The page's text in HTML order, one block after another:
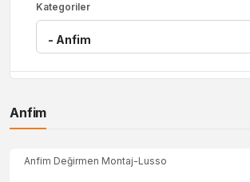
Kategoriler
Anfim
Anfim Değirmen Montaj-Lusso